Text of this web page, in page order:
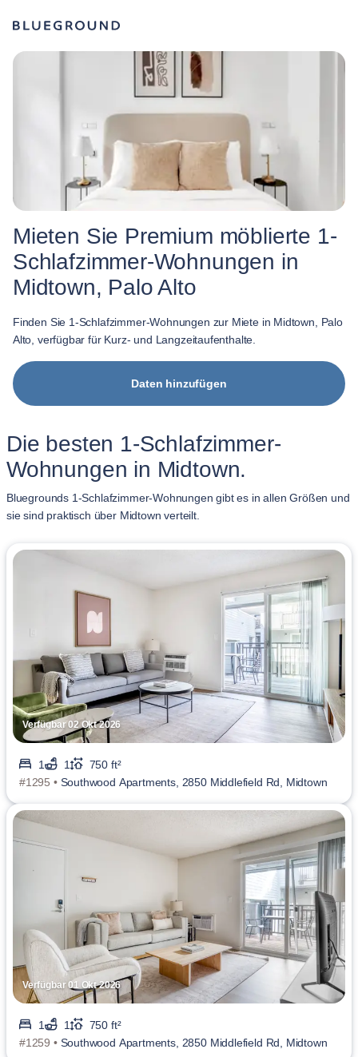
Mieten Sie Premium möblierte 1-
Schlafzimmer-Wohnungen in
Midtown, Palo Alto
Finden Sie 1-Schlafzimmer-Wohnungen zur Miete in Midtown, Palo
Alto, verfügbar für Kurz- und Langzeitaufenthalte.
Daten hinzufügen
Die besten 1-Schlafzimmer-
Wohnungen in Midtown.
Bluegrounds 1-Schlafzimmer-Wohnungen gibt es in allen Größen und
sie sind praktisch über Midtown verteilt.
Verfügbar 02 Okt 2026
1 1
750 ft²
#1295 • Southwood Apartments, 2850 Middlefield Rd, Midtown
Verfügbar 01 Okt 2026
1 1
750 ft²
#1259 • Southwood Apartments, 2850 Middlefield Rd, Midtown